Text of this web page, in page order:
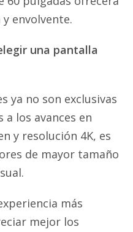
envolvente.
una pantalla
ya no son exclusivas
a los avances en
y resolución 4K, es
de mayor tamaño
más
mejor los